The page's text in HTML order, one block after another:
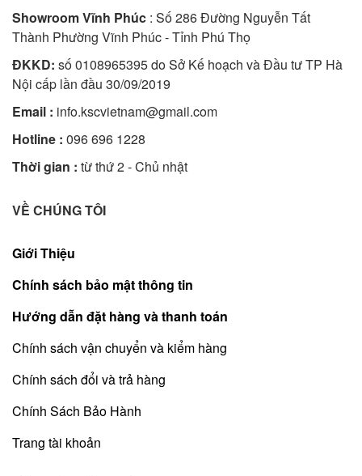
Showroom Vĩnh Phúc : Số 286 Đường Nguyễn Tất
Thành Phường Vĩnh Phúc - Tỉnh Phú Thọ
ĐKKD: số 0108965395 do Sở Kế hoạch và Đầu tư TP Hà
Nội cấp lần đầu 30/09/2019
Email : info.kscvietnam@gmail.com
Hotline : 096 696 1228
Thời gian : từ thứ 2 - Chủ nhật
VỀ CHÚNG TÔI
Giới Thiệu
Chính sách bảo mật thông tin
Hướng dẫn đặt hàng và thanh toán
Chính sách vận chuyển và kiểm hàng
Chính sách đổi và trả hàng
Chính Sách Bảo Hành
Trang tài khoản